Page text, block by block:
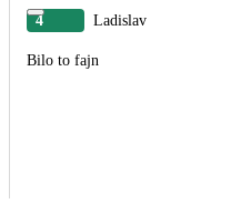
4 Ladislav
Bilo to fajn